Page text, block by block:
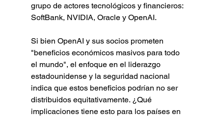
grupo de actores tecnológicos y financieros:
SoftBank, NVIDIA, Oracle y OpenAI.
Si bien OpenAI y sus socios prometen
"beneficios económicos masivos para todo
el mundo", el enfoque en el liderazgo
estadounidense y la seguridad nacional
indica que estos beneficios podrían no ser
distribuidos equitativamente. ¿Qué
implicaciones tiene esto para los países en